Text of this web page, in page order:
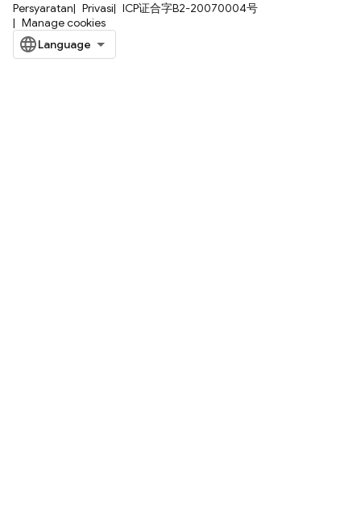
Persyaratan Privasi
ICP证合字B2-20070004号
Manage cookies